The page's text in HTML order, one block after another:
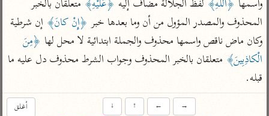
عامّة
تفسير السمعاني
تفسير مكّي
محاسن التأويل
للقاسمي
التحرير والتنوير
المحرر الوجيز لابن
عطية
البسيط للواحدي
الوجيز للواحدي
تفسير ابن أبي زمنين
موسوعة التفسير
واسمها ﴿اللَّهِ﴾ لفظ الجلالة مضاف إليه ﴿عَلَيْهِ﴾
متعلقان بالخبر
المحذوف والمصدر المؤول من أن وما بعدها خبر ﴿إِنْ كانَ﴾
وكان ماض ناقص واسمها محذوف والجملة ابتدائية لا محل لها
الْكاذِبِينَ﴾
قبله.
أغلق →
←
↑
↓